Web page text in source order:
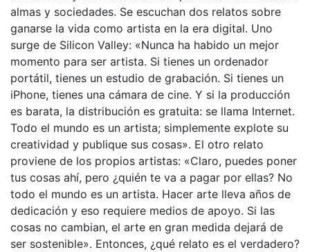
almas y sociedades. Se escuchan dos relatos sobre
ganarse la vida como artista en la era digital. Uno
surge de Silicon Valley: «Nunca ha habido un mejor
momento para ser artista. Si tienes un ordenador
portátil, tienes un estudio de grabación. Si tienes un
iPhone, tienes una cámara de cine. Y si la producción
es barata, la distribución es gratuita: se llama Internet.
Todo el mundo es un artista; simplemente explote su
creatividad y publique sus cosas». El otro relato
proviene de los propios artistas: «Claro, puedes poner
tus cosas ahí, pero ¿quién te va a pagar por ellas? No
todo el mundo es un artista. Hacer arte lleva años de
dedicación y eso requiere medios de apoyo. Si las
cosas no cambian, el arte en gran medida dejará de
ser sostenible». Entonces, ¿qué relato es el verdadero?